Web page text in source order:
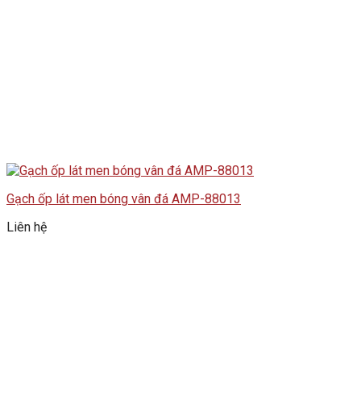
Gạch ốp lát men bóng vân đá AMP-88013
Liên hệ